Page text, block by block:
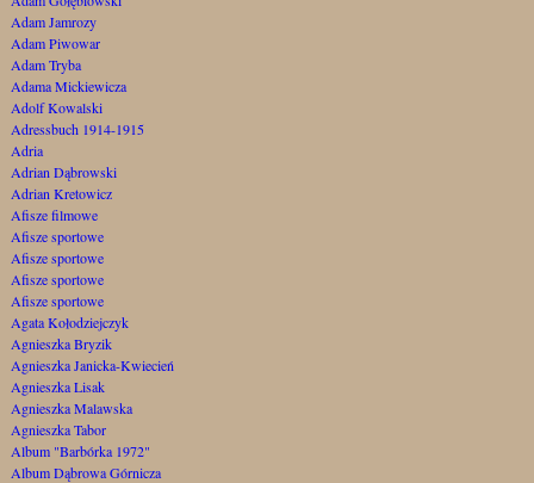
Adam Jamrozy
Adam Piwowar
Adam Tryba
Adama Mickiewicza
Adolf Kowalski
Adressbuch 1914-1915
Adria
Adrian Dąbrowski
Adrian Kretowicz
Afisze filmowe
Afisze sportowe
Afisze sportowe
Afisze sportowe
Afisze sportowe
Agata Kołodziejczyk
Agnieszka Bryzik
Agnieszka Janicka-Kwiecień
Agnieszka Lisak
Agnieszka Malawska
Agnieszka Tabor
Album "Barbórka 1972"
Album Dąbrowa Górnicza